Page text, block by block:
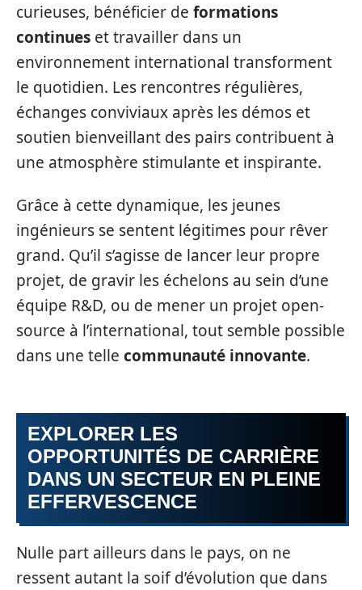
curieuses, bénéficier de formations
continues et travailler dans un
environnement international transforment
le quotidien. Les rencontres régulières,
échanges conviviaux après les démos et
soutien bienveillant des pairs contribuent à
une atmosphère stimulante et inspirante.
Grâce à cette dynamique, les jeunes
ingénieurs se sentent légitimes pour rêver
grand. Qu’il s’agisse de lancer leur propre
projet, de gravir les échelons au sein d’une
équipe R&D, ou de mener un projet open-
source à l’international, tout semble possible
dans une telle communauté innovante.
EXPLORER LES
OPPORTUNITÉS DE CARRIÈRE
DANS UN SECTEUR EN PLEINE
EFFERVESCENCE
Nulle part ailleurs dans le pays, on ne
ressent autant la soif d’évolution que dans